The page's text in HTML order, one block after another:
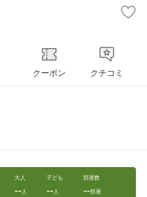
クーポン クチコミ
大人
--人
子ども
--人
部屋数
--部屋